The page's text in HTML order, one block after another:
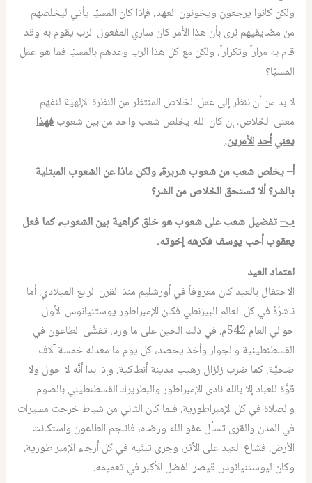
ولكن كانوا يرجعون ويخونون العهد، فإذا كان المسيّا يأتي ليخلصهم
من مضايقيهم نرى بأن هذا الأمر كان ساري المفعول الرب يقوم به وقد
قام به مراراً وتكراراً، ولكن مع كل هذا الرب وعدهم بالمسيّا فما هو عمل
المسيّا؟
لا بد من أن ننظر إلى عمل الخلاص المنتظر من النظرة الإلهية لنفهم
معنى الخلاص، إن كان الله يخلص شعب واحد من بين شعوبفهذا
يعنيأحدالأمرين.
أ‌–يخلصشعبمنشعوبشريرة،ولكنماذاعنالشعوبالمبتلية
بالشر؟ألاتستحقالخلاصمنالشر؟
ب‌–تفضيلشعبعلىشعوبهوخلقكراهيةبينالشعوب،كمافعل
يعقوبأحبيوسففكرههإخوته.
اعتماد العيد
الاحتفال بالعيد كان معروفاً في أورشليم منذ القرن الرابع الميلادي. أما
ناشِرُهُ في كل العالم البيزنطي فكان الإمبراطور يوستنيانوس الأول
حوالي العام 542م. في ذلك الحين على ما ورد، تفشَّى الطاعون في
القسطنطينية والجوار وأخذ يحصد، كل يوم ما معدله خمسة آلاف
ضحيَّة. كما ضرب زلزال رهيب مدينة أنطاكية. وإذا بدا أنَّه لا حول ولا
قوَّة للعباد إلا بالله نادى الإمبراطور والبطريرك القسطنطيني بالصوم
والصلاة في كل الإمبراطورية. فلما كان الثاني من شباط خرجت مسيرات
في المدن والقرى تسأل عفو الله ورضاه، فانلجم الطاعون واستكانت
الأرض. فشاع العيد على الأثر، وجرى تبنّيه في كل أرجاء الإمبراطورية.
وكان ليوستنيانوس قيصر الفضل الأكبر في تعميمه.